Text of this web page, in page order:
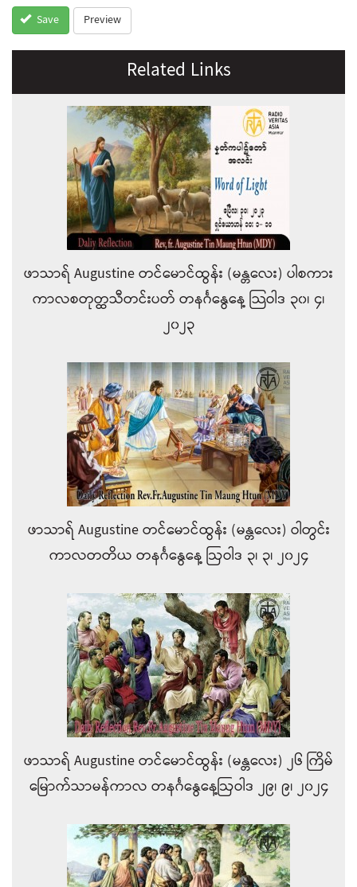
Save Preview
Related Links
ဖာသာရ် Augustine တင်မောင်ထွန်း (မန္တလေး) ပါစကား
ကာလစတုတ္ထသီတင်းပတ် တနင်္ဂနွေနေ့ သြဝါဒ ၃၀၊ ၄၊
၂၀၂၃
ဖာသာရ် Augustine တင်မောင်ထွန်း (မန္တလေး) ဝါတွင်း
ကာလတတိယ တနင်္ဂနွေနေ့ ဩဝါဒ ၃၊ ၃၊ ၂၀၂၄
ဖာသာရ် Augustine တင်မောင်ထွန်း (မန္တလေး) ၂၆ ကြိမ်
မြောက်သာမန်ကာလ တနင်္ဂနွေနေ့ဩဝါဒ ၂၉၊ ၉၊ ၂၀၂၄